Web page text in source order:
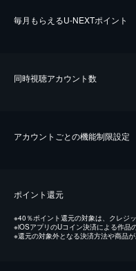
毎⽉もらえるU-NEXTポイント
同時視聴アカウント数
アカウントごとの機能制限設定
ポイント還元
※40％ポイント還元の対象は、クレジ
※iOSアプリのUコイン決済による作品
※還元の対象外となる決済方法や商品